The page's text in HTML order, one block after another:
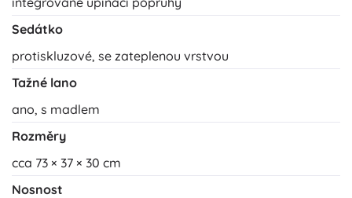
Sedátko
protiskluzové, se zateplenou vrstvou
Tažné lano
ano, s madlem
Rozměry
cca 73 × 37 × 30 cm
Nosnost